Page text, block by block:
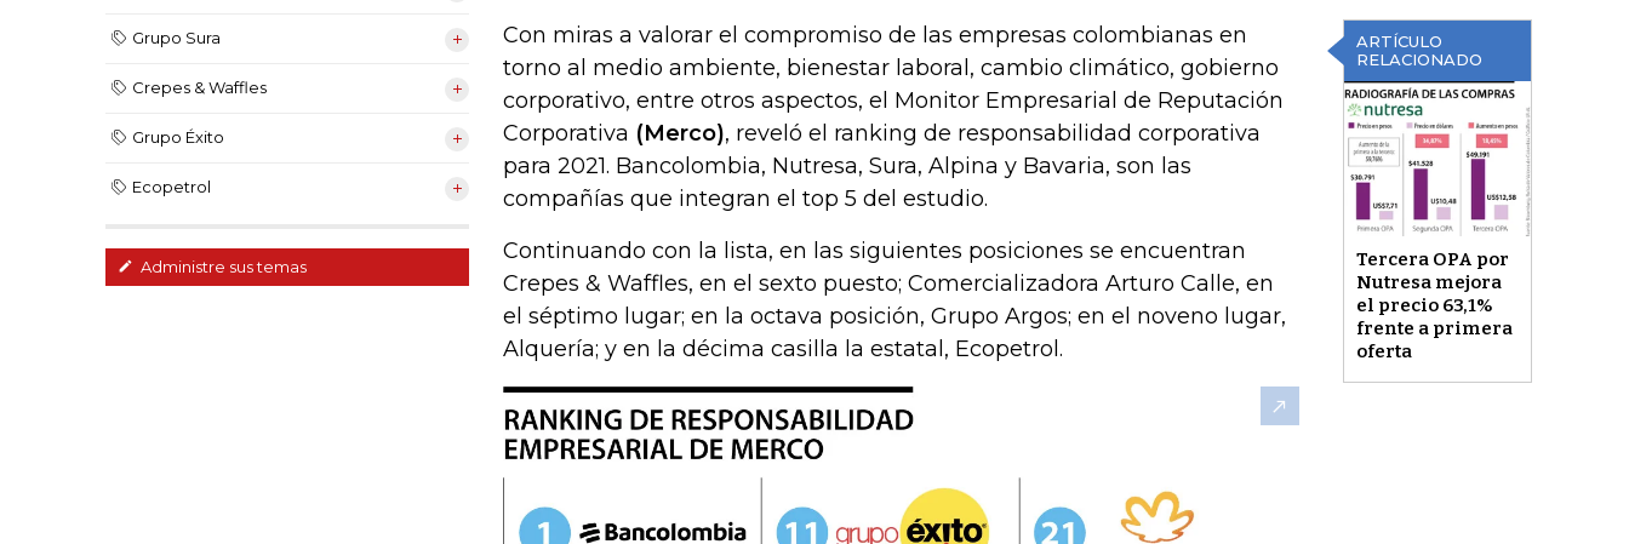
Grupo Sura
Crepes & Waffles
Grupo Éxito
Ecopetrol
Administre sus temas
ARTÍCULO
RELACIONADO
Tercera OPA por
Nutresa mejora
el precio 63,1%
frente a primera
oferta
Con miras a valorar el compromiso de las empresas colombianas en
torno al medio ambiente, bienestar laboral, cambio climático, gobierno
corporativo, entre otros aspectos, el Monitor Empresarial de Reputación
Corporativa (Merco), reveló el ranking de responsabilidad corporativa
para 2021. Bancolombia, Nutresa, Sura, Alpina y Bavaria, son las
compañías que integran el top 5 del estudio.
Continuando con la lista, en las siguientes posiciones se encuentran
Crepes & Waffles, en el sexto puesto; Comercializadora Arturo Calle, en
el séptimo lugar; en la octava posición, Grupo Argos; en el noveno lugar,
Alquería; y en la décima casilla la estatal, Ecopetrol.